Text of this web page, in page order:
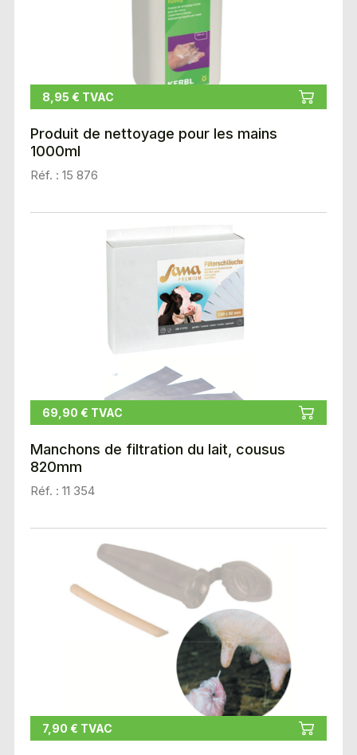
8,95 € TVAC
Produit de nettoyage pour les mains
1000ml
Réf. : 15 876
69,90 € TVAC
Manchons de filtration du lait, cousus
820mm
Réf. : 11 354
7,90 € TVAC